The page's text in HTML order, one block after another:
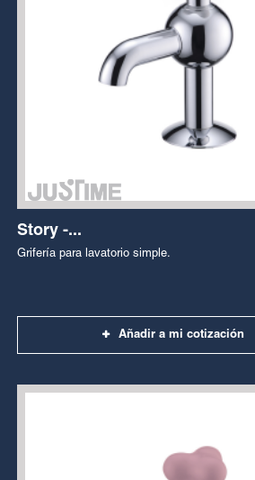
Story -...
Grifería para lavatorio simple.
Añadir a mi cotización